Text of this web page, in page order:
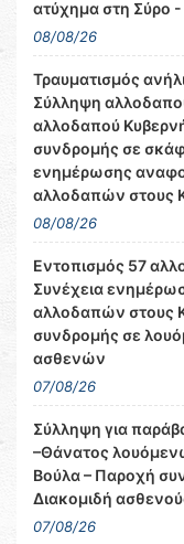
ατύχημα στη Σύρο
08/08/26
Τραυματισμός
Σύλληψη
αλλοδαπού
συνδρομής σε
ενημέρωσης
αλλοδαπών στους
08/08/26
Εντοπισμός 57
Συνέχεια
αλλοδαπών στους
συνδρομής σε
ασθενών
07/08/26
Σύλληψη για
–Θάνατος
Βούλα – Παροχή
Διακομιδή
07/08/26